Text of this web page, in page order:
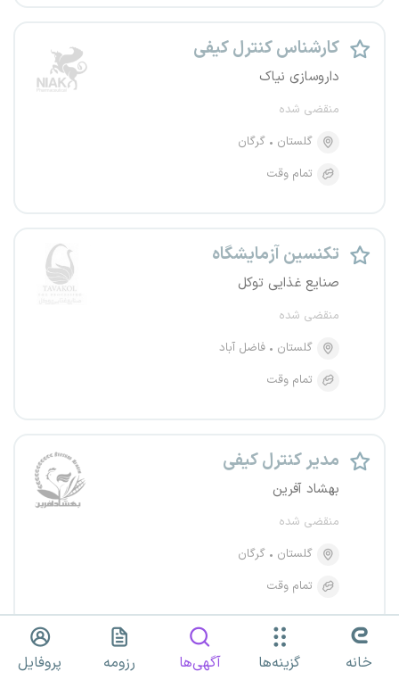
کارشناس کنترل کیفی
داروسازی نیاک
منقضی شده
گلستان
گرگان
تمام وقت
تکنسین آزمایشگاه
صنایع غذایی توکل
منقضی شده
گلستان
فاضل آباد
تمام وقت
مدیر کنترل کیفی
بهشاد آفرین
منقضی شده
گلستان
گرگان
تمام وقت
مدیر کنترل کیفی خانه گزینه‌ها آگهی‌ها رزومه پروفایل